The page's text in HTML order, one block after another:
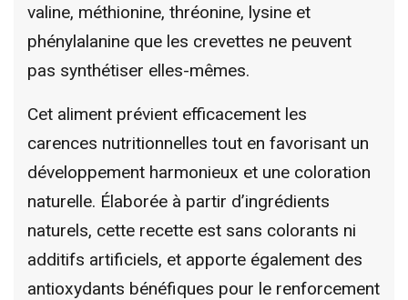
valine, méthionine, thréonine, lysine et
phénylalanine que les crevettes ne peuvent
pas synthétiser elles-mêmes.
Cet aliment prévient efficacement les
carences nutritionnelles tout en favorisant un
développement harmonieux et une coloration
naturelle. Élaborée à partir d’ingrédients
naturels, cette recette est sans colorants ni
additifs artificiels, et apporte également des
antioxydants bénéfiques pour le renforcement